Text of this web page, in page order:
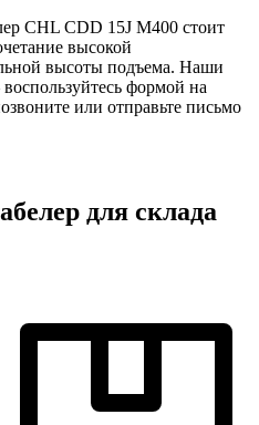
CHL CDD 15J M400 стоит
высокой
высоты подъема. Наши
формой на
или отправьте письмо
для склада